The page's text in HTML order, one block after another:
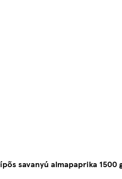
savanyú almapaprika 1500